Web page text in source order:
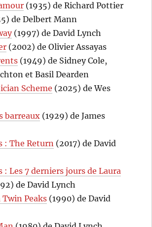
(1935) de Richard Pottier
de Delbert Mann
(1997) de David Lynch
(2002) de Olivier Assayas
(1949) de Sidney Cole,
et Basil Dearden
Scheme (2025) de Wes
barreaux (1929) de James
: The Return (2017) de David
: Les 7 derniers jours de Laura
de David Lynch
Peaks (1990) de David